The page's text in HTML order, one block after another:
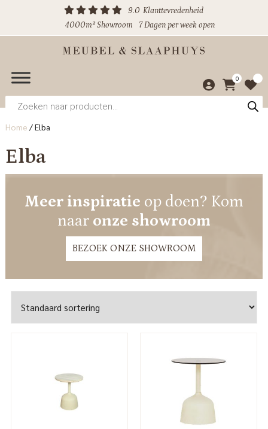
9.0 Klanttevredenheid
4000m² Showroom
7 Dagen per week open
0
Producten
zoeken
Home /Elba
Elba
Meer inspiratie op doen? Kom
naar onze showroom
BEZOEK ONZE SHOWROOM